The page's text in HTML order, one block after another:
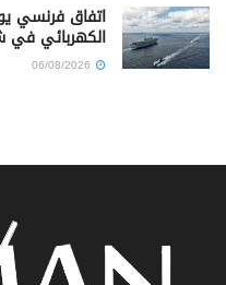
اتفاق فرنسي
الكهربائي